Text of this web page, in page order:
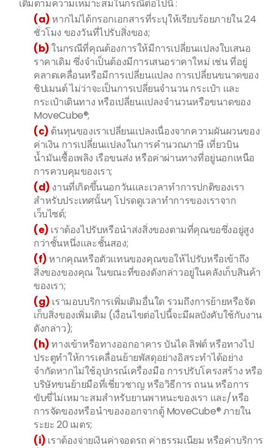
เติมตามความเหมาะสมในกรณีต่อไปนี้ :
(a) หากไม่ได้กรอกเอกสารที่ระบุให้เรียบร้อยภายใน 24
ชั่วโมง ของวันที่ไปรับสิ่งของ;
(b)ในกรณีที่คุณต้องการให้มีการเปลี่ยนแปลงใบเสนอ
ราคาเดิม ซึ่งจำเป็นต้องมีการเสนอราคาใหม่ เช่น ที่อยู่
คลาดเคลื่อนหรือมีการเปลี่ยนแปลง การเปลี่ยนขนาดของ
ชิปเมนต์ ไม่ว่าจะเป็นการเปลี่ยนจำนวน กระเป๋า และ
กระเป๋าเดินทาง หรือเปลี่ยนแปลงจำนวนหรือขนาดของ
MoveCube®;
(c) ต้นทุนของเราเปลี่ยนแปลงเนื่องจากความผันผวนของ
ค่าเงิน การเปลี่ยนแปลงในการคำนวณภาษี เที่ยวบิน
น้ำมันเชื้อเพลิง เรือขนส่ง หรือค่าผ่านทางที่อยู่นอกเหนือ
การควบคุมของเรา;
(d) งานที่เกิดขึ้นนอกวันและเวลาทำการปกติของเรา
สำหรับประเทศนั้นๆ โปรดดูเวลาทำการของเราจาก
เว็บไซต์;
(e) เราต้องไปรับหรือนำส่งสิ่งของตามที่คุณขอซึ่งอยู่สูง
กว่าชั้นหนึ่งและชั้นสอง;
(f) หากคุณหรือตัวแทนของคุณขอให้ไปรับหรือเข้าถึง
สิ่งของของคุณ ในขณะที่ของดังกล่าวอยู่ในคลังเก็บสินค้า
ของเรา;
(g) เรามอบบริการเพิ่มเติมอื่นใด รวมถึงการย้ายหรือจัด
เก็บสิ่งของเพิ่มเติม (เงื่อนไขต่อไปนี้จะมีผลบังคับใช้กับงาน
ดังกล่าว);
(h)ทางเข้าหรือทางออกอาคาร บันได ลิฟต์ หรือทางไป
ประตูทำให้การเคลื่อนย้ายพัสดุอย่างอิสระทำได้อย่าง
จำกัดหากไม่ใช้อุปกรณ์เครื่องมือ การปรับโครงสร้าง หรือ
บริษัทขนย้ายมือที่เชี่ยวชาญ หรือวิธีการ ถนน หรือการ
ขับขี่ไม่เหมาะสมสำหรับยานพาหนะของเรา และ/หรือ
การจัดของหรือนำของออกจากตู้ MoveCube® ภายใน
ระยะ 20 เมตร;
(i) เราต้องจ่ายเงินค่าจอดรถ ค่าธรรมเนียม หรือค่าบริการ